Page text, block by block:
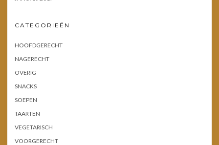
CATEGORIEËN
HOOFDGERECHT
NAGERECHT
OVERIG
SNACKS
SOEPEN
TAARTEN
VEGETARISCH
VOORGERECHT